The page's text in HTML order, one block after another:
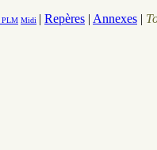
PLM Midi | Repères | Annexes |